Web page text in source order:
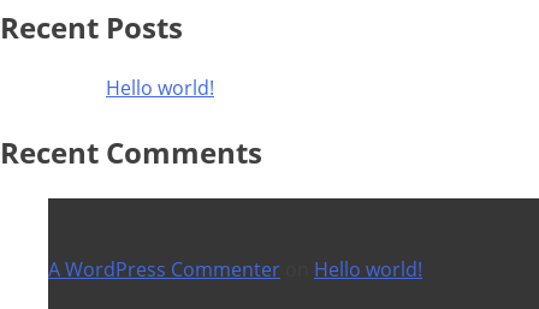
Recent Posts
Hello world!
Recent Comments
A WordPress Commenter Hello world!